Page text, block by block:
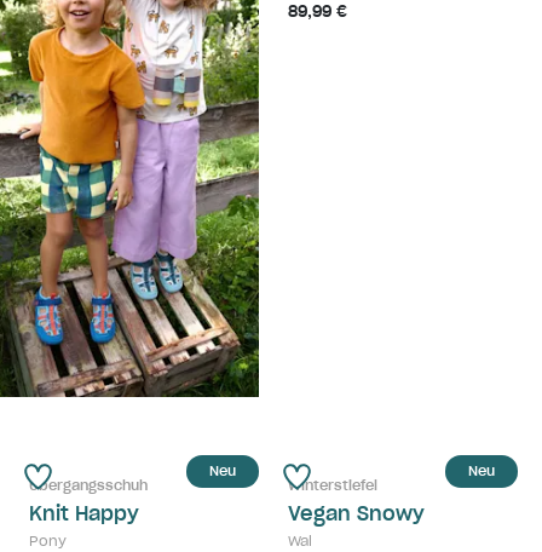
89,99 €
Neu
Übergangsschuh
Knit Happy
Pony
Neu
Winterstiefel
Vegan Snowy
Wal